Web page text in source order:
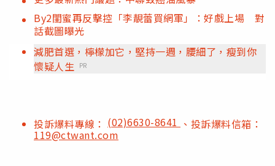
By2閨蜜再反擊控「李靚蕾買網軍」：好戲上場 對
話截圖曝光
減肥首選，檸檬加它，堅持一週，腰細了，瘦到你
懷疑人生 PR
投訴爆料專線： (02)6630-8641 、投訴爆料信箱：
119@ctwant.com